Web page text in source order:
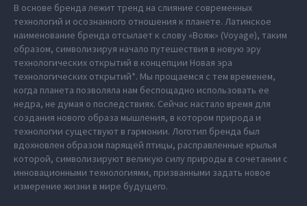
В основе бренда лежит тренд на слияние современных
технологий и осознанного отношения к планете. Латинское
наименование бренда отсылает к слову «Вояж» (Voyage), таким
образом, символизируя начало путешествия в новую эру
технологических открытий в концепции Новая эра
технологических открытий*. Мы прощаемся с тем временем,
когда планета позволяла нам беспощадно использовать ее
недра, не думая о последствиях. Сейчас настало время для
создания нового образа мышления, в котором природа и
технологии существуют в гармонии. Логотип бренда был
вдохновлен образом парящей птицы, расправленные крылья
которой, символизируют великую силу природы в сочетании с
инновационными технологиями, призванными задать новое
измерение жизни в мире будущего.